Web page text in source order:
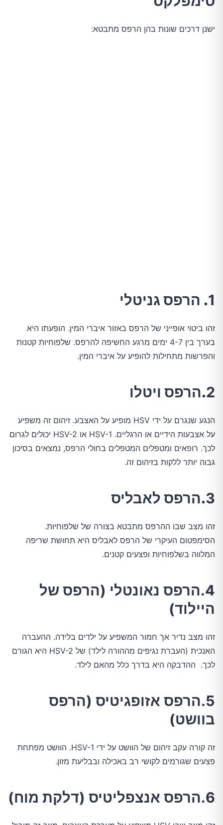
ישנן דרכים שונות בהן הרפס מתבטא:
1. הרפס גניטלי
זהו ביטוי אופייני של הרפס באזור איברי המין. הופעתו היא
בערך בין 4-7 ימים מרגע החשיפה להרפס. שלפוחיות קטנות
והפרשות מתחילות להופיע על איברי המין.
2.הרפס ויטלו
הנגע שנגרם על ידי HSV מופיע על האצבע. זיהום זה משפיע
על אצבעות הידיים או הרגליים. HSV-1 או HSV-2 יכולים לגרום
לכך. רופאים ומטפלים המטפלים בחולי הרפס, נמצאים בסיכון
גבוה יותר ללקות בזיהום זה.
3.הרפס לאבליס
זהו מצב שבו ההרפס מתבטא בצורה של שלפוחיות.
הסימפטום העיקרי של הרפס לאבליס היא תחושת שריפה
המלווה בשלפוחיות ופצעים קטנים.
4.הרפס נאונטלי (הרפס של
היילוד)
זהו מצב נדיר אך חמור המשפיע על ילדים בלידה. ההעברה
האנכית (העברת נגיפים מההורה לילד) של HSV-2 היא הגורם
לכך. ההדבקה היא בדרך כלל מהאם לילד.
5.הרפס אזופגיטיס (הרפס
בוושט)
זה קורה עקב זיהום של הוושט על ידי HSV-1. הוושט מפתחת
פצעים שגורמים לקושי רב באכילה ובבליעת מזון.
6.הרפס אנצפליטיס (דלקת מוח)